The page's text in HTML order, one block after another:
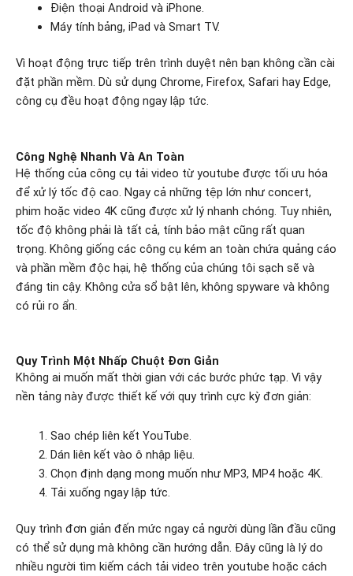
Điện thoại Android và iPhone.
Máy tính bảng, iPad và Smart TV.
Vì hoạt động trực tiếp trên trình duyệt nên bạn không cần cài
đặt phần mềm. Dù sử dụng Chrome, Firefox, Safari hay Edge,
công cụ đều hoạt động ngay lập tức.
Công Nghệ Nhanh Và An Toàn
Hệ thống của công cụ tải video từ youtube được tối ưu hóa
để xử lý tốc độ cao. Ngay cả những tệp lớn như concert,
phim hoặc video 4K cũng được xử lý nhanh chóng. Tuy nhiên,
tốc độ không phải là tất cả, tính bảo mật cũng rất quan
trọng. Không giống các công cụ kém an toàn chứa quảng cáo
và phần mềm độc hại, hệ thống của chúng tôi sạch sẽ và
đáng tin cậy. Không cửa sổ bật lên, không spyware và không
có rủi ro ẩn.
Quy Trình Một Nhấp Chuột Đơn Giản
Không ai muốn mất thời gian với các bước phức tạp. Vì vậy
nền tảng này được thiết kế với quy trình cực kỳ đơn giản:
Sao chép liên kết YouTube.
Dán liên kết vào ô nhập liệu.
Chọn định dạng mong muốn như MP3, MP4 hoặc 4K.
Tải xuống ngay lập tức.
Quy trình đơn giản đến mức ngay cả người dùng lần đầu cũng
có thể sử dụng mà không cần hướng dẫn. Đây cũng là lý do
nhiều người tìm kiếm cách tải video trên youtube hoặc cách